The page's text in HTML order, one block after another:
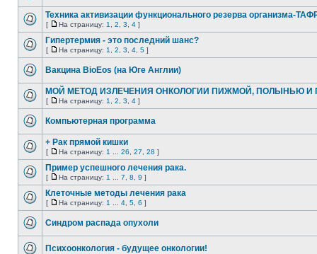
Техника активизации функционального резерва организма-
[ На страницу: 1 2 3 4 ]
Гипертермия - это последний шанс?
[ На страницу: 1 2 3 4 5 ]
Вакцина BioEos (на Юге Англии)
МОЙ МЕТОД ИЗЛЕЧЕНИЯ ОНКОЛОГИИ ПИЖМОЙ, ПОЛЫНЬЮ И
[ На страницу: 1 2 3 4 ]
Компьютерная программа
+ Рак прямой кишки
[ На страницу: 1 26 27 28 ]
Пример успешного лечения рака.
[ На страницу: 1 7 8 9 ]
Клеточные методы лечения рака
[ На страницу: 1 4 5 6 ]
Cиндром распада опухоли
Психоонкология - будущее онкологии!